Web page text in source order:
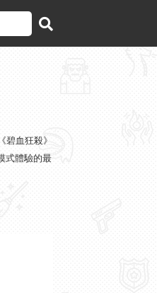
碧血狂殺》
式體驗的最